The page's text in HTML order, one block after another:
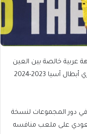
عربية خالصة بين العين
الإماراتي والنصر السعودي في ربع نهائي دوري أبطال آسيا 2023-2024
في دور المجموعات لنسخة
السعودي على ملعب منافسه